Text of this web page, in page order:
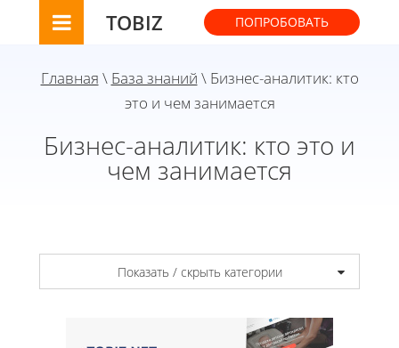
TOBIZ ПОПРОБОВАТЬ
Главная \ База знаний \ Бизнес-аналитик: кто
это и чем занимается
Бизнес-аналитик: кто это и
чем занимается
Показать / скрыть категории